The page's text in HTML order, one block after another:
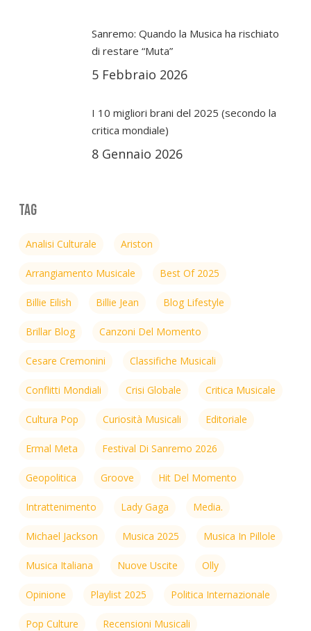
Sanremo: Quando la Musica ha rischiato
di restare “Muta”
5 Febbraio 2026
I 10 migliori brani del 2025 (secondo la
critica mondiale)
8 Gennaio 2026
Tag
Analisi Culturale Ariston
Arrangiamento Musicale Best Of 2025
Billie Eilish Billie Jean Blog Lifestyle
Brillar Blog Canzoni Del Momento
Cesare Cremonini Classifiche Musicali
Conflitti Mondiali Crisi Globale Critica Musicale
Cultura Pop Curiosità Musicali Editoriale
Ermal Meta Festival Di Sanremo 2026
Geopolitica Groove Hit Del Momento
Intrattenimento Lady Gaga Media.
Michael Jackson Musica 2025 Musica In Pillole
Musica Italiana Nuove Uscite Olly
Opinione Playlist 2025 Politica Internazionale
Pop Culture Recensioni Musicali